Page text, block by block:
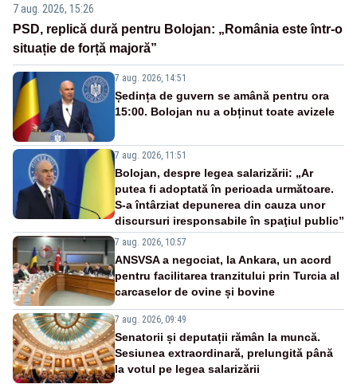
7 aug. 2026, 15:26
PSD, replică dură pentru Bolojan: „România este într-o
situație de forță majoră”
7 aug. 2026, 14:51
Ședința de guvern se amână pentru ora
15:00. Bolojan nu a obținut toate avizele
7 aug. 2026, 11:51
Bolojan, despre legea salarizării: „Ar
putea fi adoptată în perioada următoare.
S-a întârziat depunerea din cauza unor
discursuri iresponsabile în spaţiul public”
7 aug. 2026, 10:57
ANSVSA a negociat, la Ankara, un acord
pentru facilitarea tranzitului prin Turcia al
carcaselor de ovine și bovine
7 aug. 2026, 09:49
Senatorii și deputații rămân la muncă.
Sesiunea extraordinară, prelungită până
la votul pe legea salarizării